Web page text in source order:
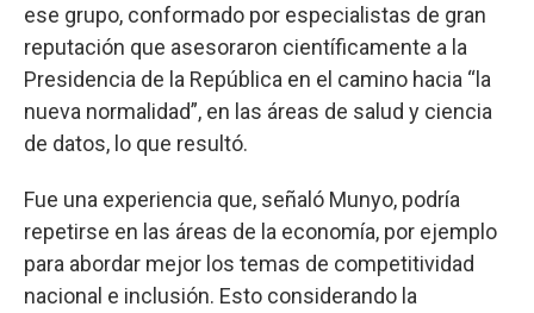
ese grupo, conformado por especialistas de gran
reputación que asesoraron científicamente a la
Presidencia de la República en el camino hacia “la
nueva normalidad”, en las áreas de salud y ciencia
de datos, lo que resultó.
Fue una experiencia que, señaló Munyo, podría
repetirse en las áreas de la economía, por ejemplo
para abordar mejor los temas de competitividad
nacional e inclusión. Esto considerando la